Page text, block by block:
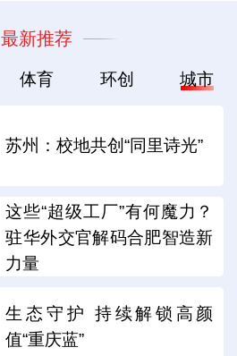
最新推荐
体育 环创 城市
苏州：校地共创“同里诗光”
这些“超级工厂”有何魔力？
驻华外交官解码合肥智造新
力量
生态守护 持续解锁高颜
值“重庆蓝”